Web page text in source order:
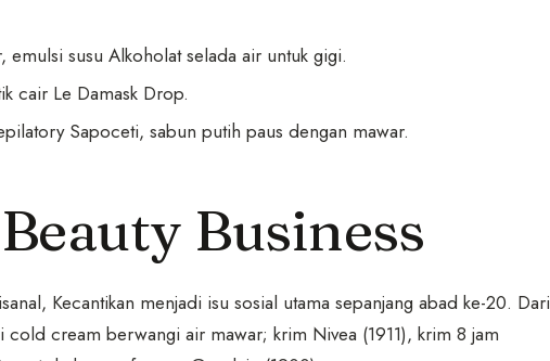
susu Alkoholat selada air untuk gigi.
cair Le Damask Drop.
Sapoceti, sabun putih paus dengan mawar.
Business
Kecantikan menjadi isu sosial utama sepanjang abad ke-20. Dari
cream berwangi air mawar; krim Nivea (1911), krim 8 jam